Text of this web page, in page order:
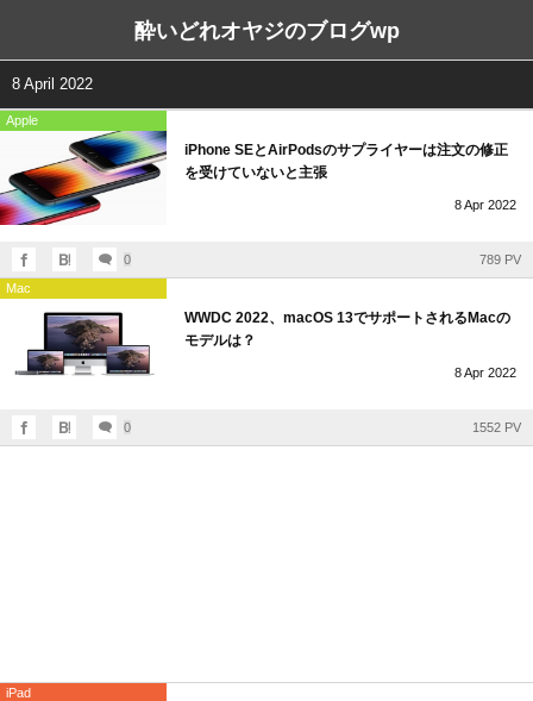
酔いどれオヤジのブログwp
8 April 2022
Apple
iPhone SEとAirPodsのサプライヤーは注文の修正
を受けていないと主張
8Apr 2022
0
789 PV
Mac
WWDC 2022、macOS 13でサポートされるMacの
モデルは？
8Apr 2022
0 1552 PV
iPad